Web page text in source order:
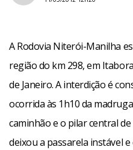
A Rodovia Niterói-Manilha
região do km 298, em
de Janeiro. A interdição é
ocorrida às 1h10 da
caminhão e o pilar central
deixou a passarela instável